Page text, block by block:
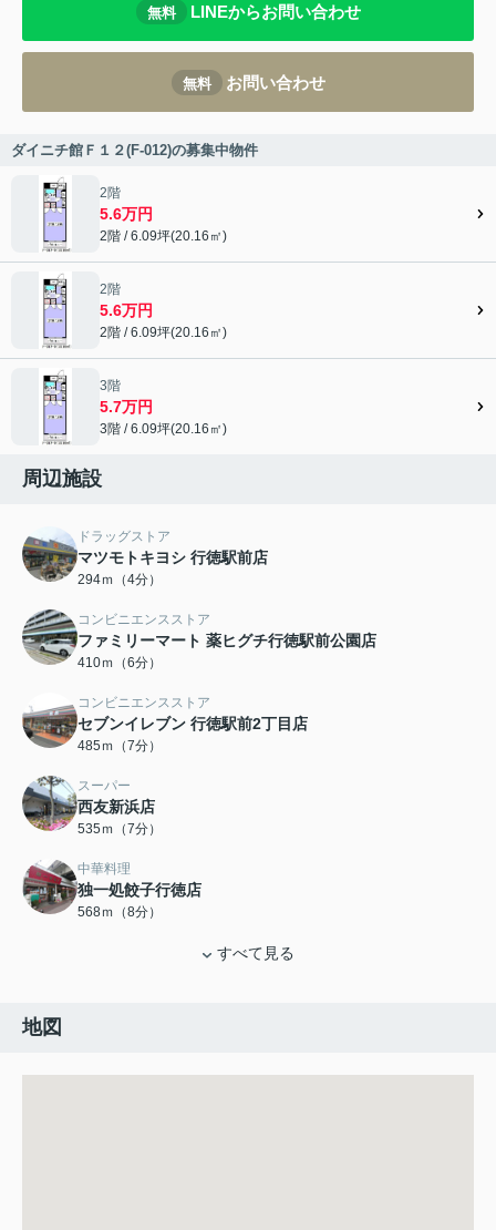
無料 LINEからお問い合わせ
無料 お問い合わせ
ダイニチ館Ｆ１２(F-012)の募集中物件
2階
5.6万円
2階 / 6.09坪(20.16㎡)
2階
5.6万円
2階 / 6.09坪(20.16㎡)
3階
5.7万円
3階 / 6.09坪(20.16㎡)
周辺施設
ドラッグストア
マツモトキヨシ 行徳駅前店
294ｍ（4分）
コンビニエンスストア
ファミリーマート 薬ヒグチ行徳駅前公園店
410ｍ（6分）
コンビニエンスストア
セブンイレブン 行徳駅前2丁目店
485ｍ（7分）
スーパー
西友新浜店
535ｍ（7分）
中華料理
独一処餃子行徳店
568ｍ（8分）
すべて見る
地図